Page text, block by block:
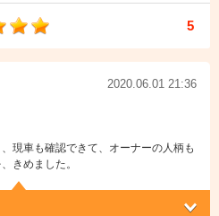
5
2020.06.01 21:36
現車も確認できて、オーナーの人柄も
きめました。